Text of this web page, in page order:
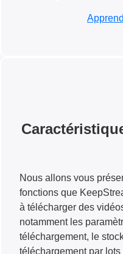
Nous allons vous
fonctions que
à télécharger des
notamment les
téléchargement, le
téléchargement par